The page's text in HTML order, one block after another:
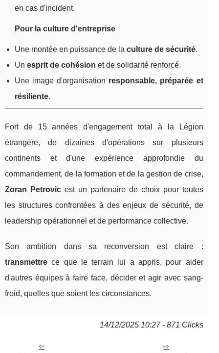
en cas d'incident.
Pour la culture d'entreprise
Une montée en puissance de la culture de sécurité.
Un esprit de cohésion et de solidarité renforcé.
Une image d'organisation responsable, préparée et
résiliente.
Fort de 15 années d'engagement total à la Légion
étrangère, de dizaines d'opérations sur plusieurs
continents et d'une expérience approfondie du
commandement, de la formation et de la gestion de crise,
Zoran Petrovicest un partenaire de choix pour toutes
les structures confrontées à des enjeux de sécurité, de
leadership opérationnel et de performance collective.
Son ambition dans sa reconversion est claire :
transmettre ce que le terrain lui a appris, pour aider
d'autres équipes à faire face, décider et agir avec sang-
froid, quelles que soient les circonstances.
14/12/2025 10:27 - 871 Clicks